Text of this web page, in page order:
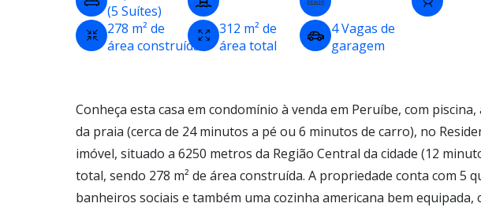
(5 Suítes)
278 m² de
área construída
312 m² de
área total
4 Vagas de
garagem
Conheça esta casa em condomínio à venda em Peruíbe, com
da praia (cerca de 24 minutos a pé ou 6 minutos de carro), no
imóvel, situado a 6250 metros da Região Central da cidade (12
total, sendo 278 m² de área construída. A propriedade conta com 5
banheiros sociais e também uma cozinha americana bem equipada,